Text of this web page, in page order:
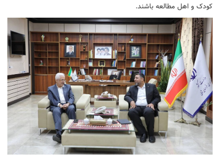
کودک و اهل مطالعه باشند.